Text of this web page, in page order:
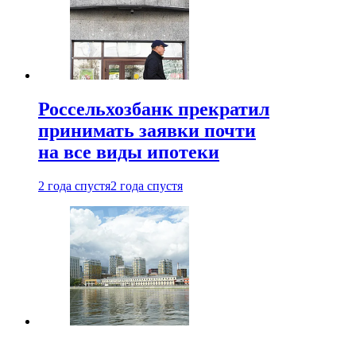
Россельхозбанк прекратил
принимать заявки почти
на все виды ипотеки
2 года спустя2 года спустя